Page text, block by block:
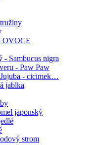
- Sambucus nigra
- Paw Paw
- cicimek…
jablka
japonský
strom